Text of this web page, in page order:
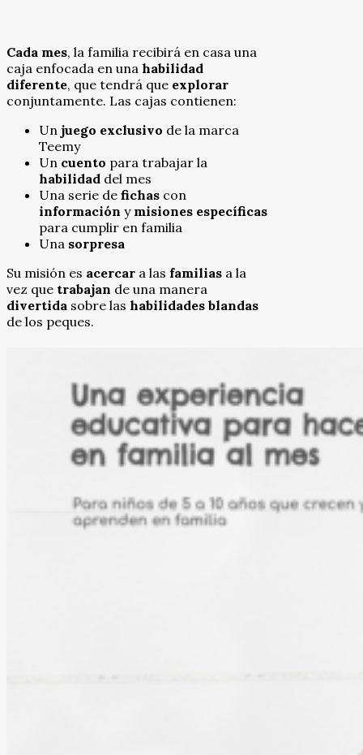
Cada mes, la familia recibirá en casa una
caja enfocada en una habilidad
diferente, que tendrá que explorar
conjuntamente. Las cajas contienen:
Un juego exclusivo de la marca
Teemy
Un cuento para trabajar la
habilidad del mes
Una serie de fichas con
información y misiones específicas
para cumplir en familia
Una sorpresa
Su misión es acercar a las familias a la
vez que trabajan de una manera
divertida sobre las habilidades blandas
de los peques.